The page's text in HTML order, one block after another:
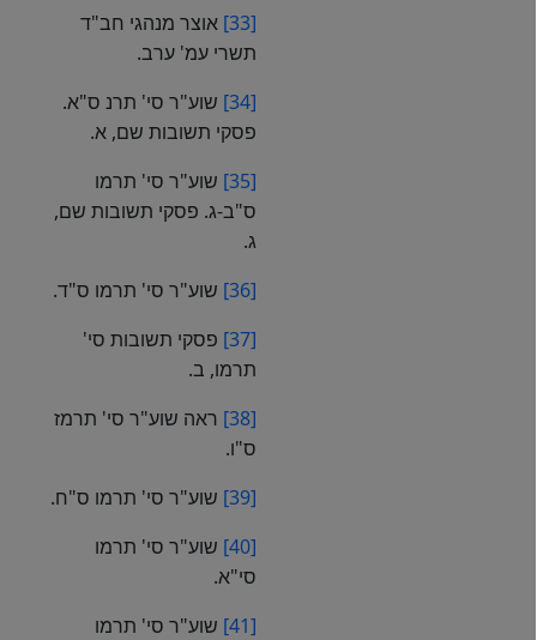
[33]
אוצר מנהגי חב"ד
תשרי עמ' ערב.
[34]
שוע"ר סי' תרנ ס"א.
פסקי תשובות שם, א.
[35]
שוע"ר סי' תרמו
ס"ב-ג. פסקי תשובות שם,
ג.
[36]
שוע"ר סי' תרמו ס"ד.
[37]
פסקי תשובות סי'
תרמו, ב.
[38]
ראה שוע"ר סי' תרמז
ס"ו.
[39]
שוע"ר סי' תרמו ס"ח.
[40]
שוע"ר סי' תרמו
סי"א.
[41]
שוע"ר סי' תרמו